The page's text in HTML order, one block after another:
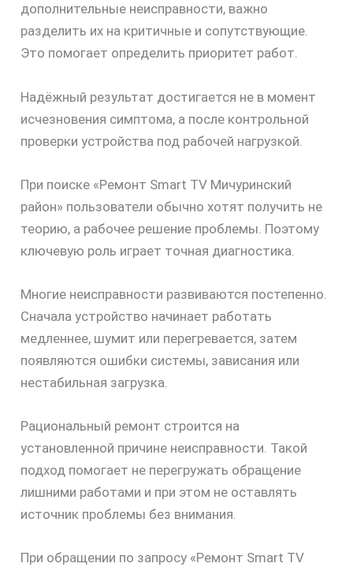
дополнительные неисправности, важно
разделить их на критичные и сопутствующие.
Это помогает определить приоритет работ.
Надёжный результат достигается не в момент
исчезновения симптома, а после контрольной
проверки устройства под рабочей нагрузкой.
При поиске «Ремонт Smart TV Мичуринский
район» пользователи обычно хотят получить не
теорию, а рабочее решение проблемы. Поэтому
ключевую роль играет точная диагностика.
Многие неисправности развиваются постепенно.
Сначала устройство начинает работать
медленнее, шумит или перегревается, затем
появляются ошибки системы, зависания или
нестабильная загрузка.
Рациональный ремонт строится на
установленной причине неисправности. Такой
подход помогает не перегружать обращение
лишними работами и при этом не оставлять
источник проблемы без внимания.
При обращении по запросу «Ремонт Smart TV
скидку
30%